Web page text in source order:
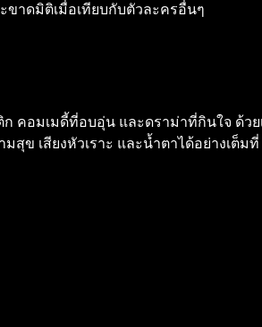
ขาดมิติเมื่อเทียบกับตัวละครอื่นๆ
อมเมดี้ที่อบอุ่น และดราม่าที่กินใจ ด้วย
ข เสียงหัวเราะ และน้ำตาได้อย่างเต็ม